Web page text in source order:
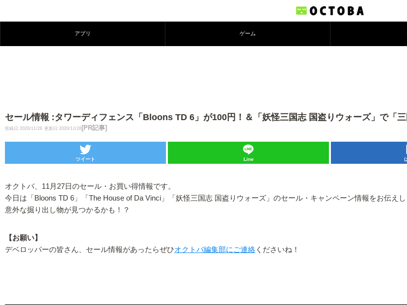
アプリ ゲーム
セール情報 :タワーディフェンス「Bloons TD 6」が100円！＆「妖怪三国志 国盗りウォーズ」で「
投稿日:2020/11/28 更新日:2020/11/28 [PR記事]
ツイート Line
オクトバ、11月27日のセール・お買い得情報です。
今日は「Bloons TD 6」「The House of Da Vinci」「妖怪三国志 国盗りウォーズ」のセール・キャンペーン情報をお伝えし
意外な掘り出し物が見つかるかも！？
【お願い】
デベロッパーの皆さん、セール情報があったらぜひオクトバ編集部にご連絡 くださいね！